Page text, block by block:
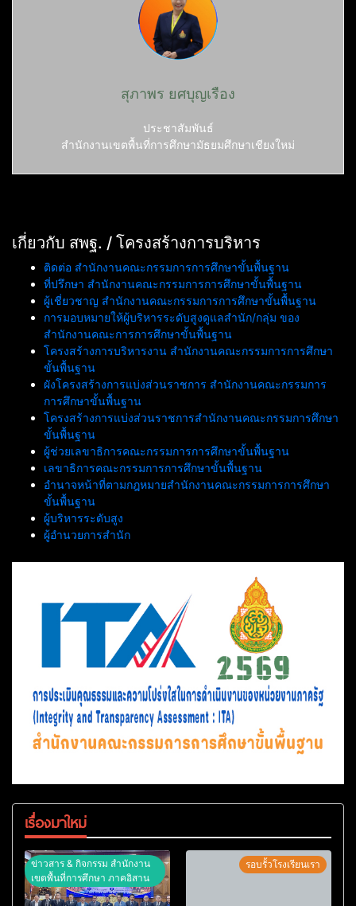
สุภาพร ยศบุญเรือง
ประชาสัมพันธ์
สำนักงานเขตพื้นที่การศึกษามัธยมศึกษาเชียงใหม่
เกี่ยวกับ สพฐ. / โครงสร้างการบริหาร
ติดต่อ สำนักงานคณะกรรมการการศึกษาขั้นพื้นฐาน
ที่ปรึกษา สำนักงานคณะกรรมการการศึกษาขั้นพื้นฐาน
ผู้เชี่ยวชาญ สำนักงานคณะกรรมการการศึกษาขั้นพื้นฐาน
การมอบหมายให้ผู้บริหารระดับสูงดูแลสำนัก/กลุ่ม ของ
สำนักงานคณะการการศึกษาขั้นพื้นฐาน
โครงสร้างการบริหารงาน สำนักงานคณะกรรมการการศึกษา
ขั้นพื้นฐาน
ผังโครงสร้างการแบ่งส่วนราชการ สำนักงานคณะกรรมการ
การศึกษาขั้นพื้นฐาน
โครงสร้างการแบ่งส่วนราชการสำนักงานคณะกรรมการศึกษา
ขั้นพื้นฐาน
ผู้ช่วยเลขาธิการคณะกรรมการการศึกษาขั้นพื้นฐาน
เลขาธิการคณะกรรมการการศึกษาขั้นพื้นฐาน
อำนาจหน้าที่ตามกฎหมายสำนักงานคณะกรรมการการศึกษา
ขั้นพื้นฐาน
ผู้บริหารระดับสูง
ผู้อำนวยการสำนัก
เรื่องมาใหม่
ข่าวสาร & กิจกรรม สำนักงาน
เขตพื้นที่การศึกษา ภาคอิสาน
รอบรั้วโรงเรียนเรา